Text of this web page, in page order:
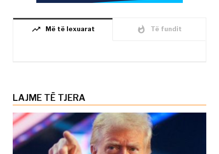
trending_up Më të lexuarat whatshot Të fundit
LAJME TË TJERA